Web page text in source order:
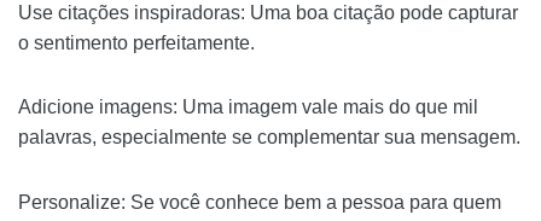
Use citações inspiradoras: Uma boa citação pode capturar
o sentimento perfeitamente.
Adicione imagens: Uma imagem vale mais do que mil
palavras, especialmente se complementar sua mensagem.
Personalize: Se você conhece bem a pessoa para quem